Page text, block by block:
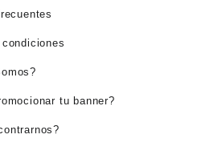
tu banner?